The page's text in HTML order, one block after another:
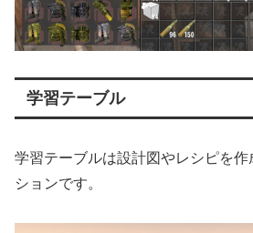
学習テーブル
学習テーブルは設計図やレシピを
ションです。